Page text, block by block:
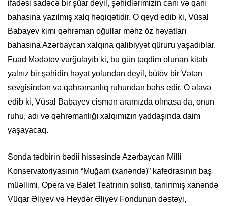
ifadəsi sadəcə bir şüar deyil, şəhidlərimizin canı və qanı
bahasına yazılmış xalq həqiqətidir. O qeyd edib ki, Vüsal
Babayev kimi qəhrəman oğullar məhz öz həyatları
bahasına Azərbaycan xalqına qalibiyyət qüruru yaşadıblar.
Fuad Mədətov vurğulayıb ki, bu gün təqdim olunan kitab
yalnız bir şəhidin həyat yolundan deyil, bütöv bir Vətən
sevgisindən və qəhrəmanlıq ruhundan bəhs edir. O əlavə
edib ki, Vüsal Babayev cismən aramızda olmasa da, onun
ruhu, adı və qəhrəmanlığı xalqımızın yaddaşında daim
yaşayacaq.
Sonda tədbirin bədii hissəsində Azərbaycan Milli
Konservatoriyasının “Muğam (xanəndə)” kafedrasının baş
müəllimi, Opera və Balet Teatrının solisti, tanınmış xanəndə
Vüqar Əliyev və Heydər Əliyev Fondunun dəstəyi,